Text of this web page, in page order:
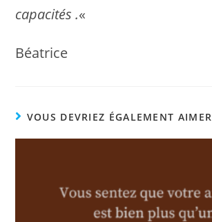
capacités .«
Béatrice
VOUS DEVRIEZ ÉGALEMENT AIMER